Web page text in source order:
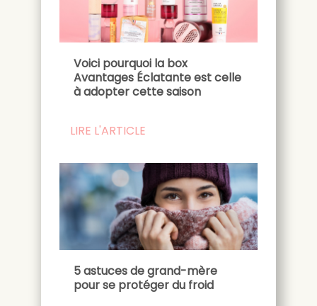
Voici pourquoi la box
Avantages Éclatante est celle
à adopter cette saison
LIRE L'ARTICLE
5 astuces de grand-mère
pour se protéger du froid